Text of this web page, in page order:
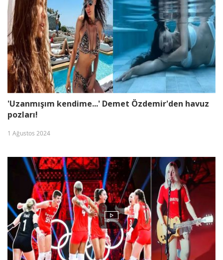
'Uzanmışım kendime...' Demet Özdemir'den havuz
pozları!
1 Ağustos 2024